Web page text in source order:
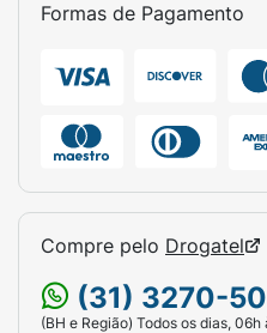
Formas de Pagamento
Compre pelo Drogatel
(31) 3270-
(BH e Região) Todos os dias, 06h